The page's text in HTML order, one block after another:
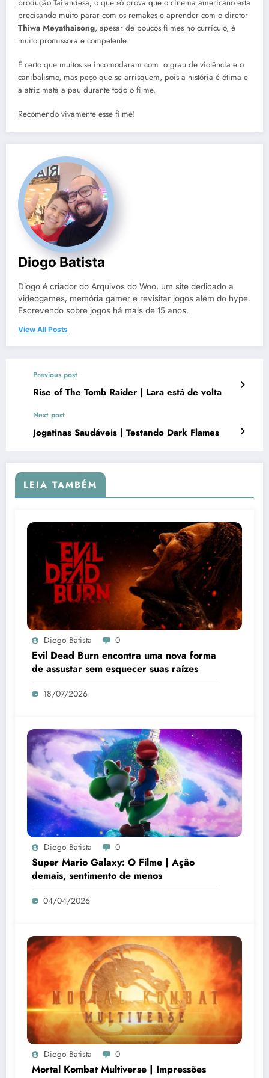
produção Tailandesa, o que só prova que o cinema americano esta
precisando muito parar com os remakes e aprender com o diretor
Thiwa Meyathaisong, apesar de poucos filmes no currículo, é
muito promissora e competente.
É certo que muitos se incomodaram com o grau de violência e o
canibalismo, mas peço que se arrisquem, pois a história é ótima e
a atriz mata a pau durante todo o filme.
Recomendo vivamente esse filme!
Diogo Batista
Diogo é criador do Arquivos do Woo, um site dedicado a
videogames, memória gamer e revisitar jogos além do hype.
Escrevendo sobre jogos há mais de 15 anos.
View All Posts
Previous post
Rise of The Tomb Raider | Lara está de volta
Next post
Jogatinas Saudáveis | Testando Dark Flames
LEIA TAMBÉM
Diogo Batista 0
Evil Dead Burn encontra uma nova forma
de assustar sem esquecer suas raízes
18/07/2026
Diogo Batista 0
Super Mario Galaxy: O Filme | Ação
demais, sentimento de menos
04/04/2026
Diogo Batista 0
Mortal Kombat Multiverse | Impressões